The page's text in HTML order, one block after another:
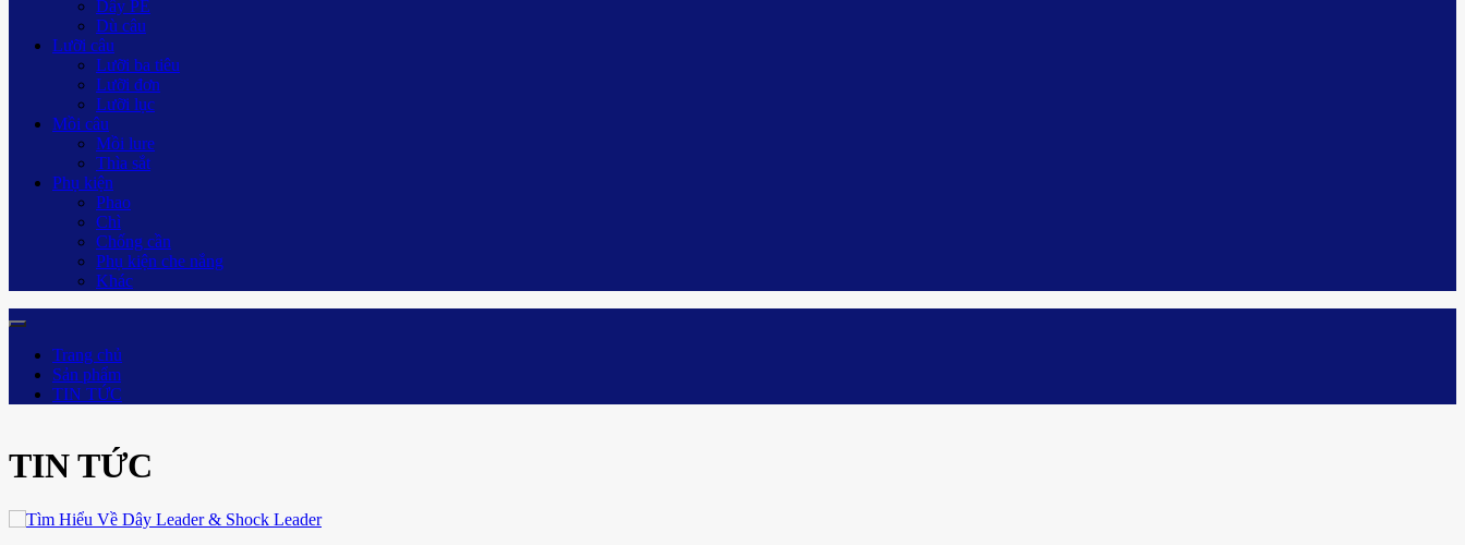
Dây PE
Dù câu
Lưỡi câu
Lưỡi ba tiêu
Lưỡi đơn
Lưỡi lục
Mồi câu
Mồi lure
Thìa sắt
Phụ kiện
Phao
Chì
Chống cần
Phụ kiện che nắng
Khác
Trang chủ
Sản phẩm
TIN TỨC
TIN TỨC